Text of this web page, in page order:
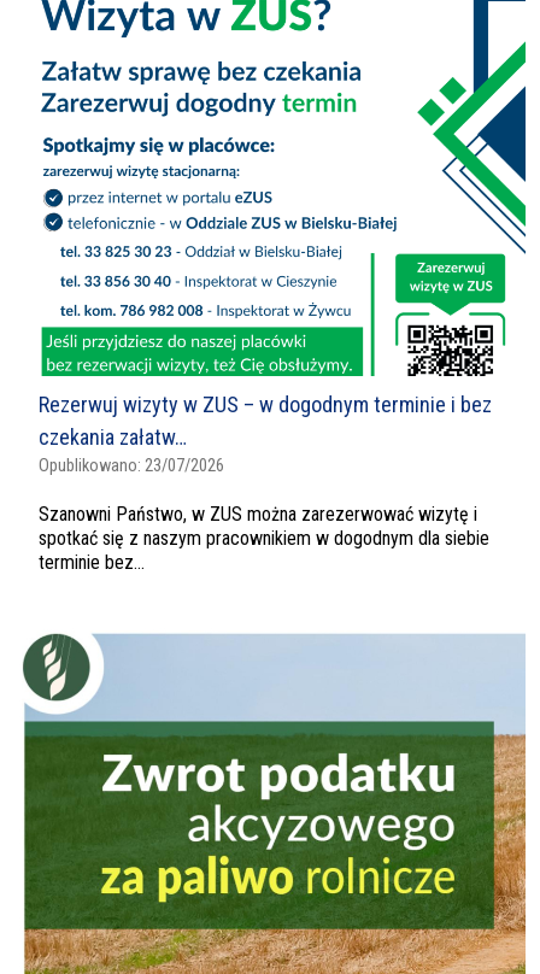
Rezerwuj wizyty w ZUS – w dogodnym terminie i bez
czekania załatw…
Opublikowano: 23/07/2026
Szanowni Państwo, w ZUS można zarezerwować wizytę i
spotkać się z naszym pracownikiem w dogodnym dla siebie
terminie bez...